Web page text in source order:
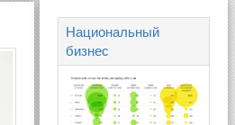
Национальный
бизнес